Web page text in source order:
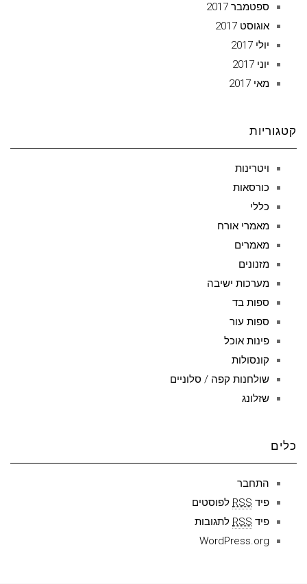
ספטמבר 2017
אוגוסט 2017
יולי 2017
יוני 2017
מאי 2017
קטגוריות
ויטרינות
כורסאות
כללי
מאמרי אורח
מאמרים
מזנונים
מערכות ישיבה
ספות בד
ספות עור
פינות אוכל
קונסולות
שולחנות קפה / סלוניים
שזלונג
כלים
התחבר
פיד RSS לפוסטים
פיד RSS לתגובות
WordPress.org